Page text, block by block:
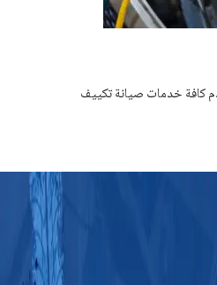
كافة خدمات صيانة تكييف